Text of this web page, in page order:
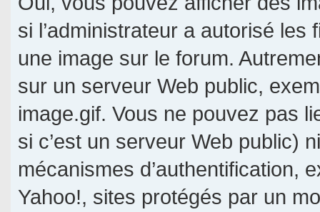
si l’administrateur a autorisé
une image sur le forum.
sur un serveur Web public,
image.gif. Vous ne pouvez pas
si c’est un serveur Web public)
mécanismes d’authentification,
Yahoo!, sites protégés par un